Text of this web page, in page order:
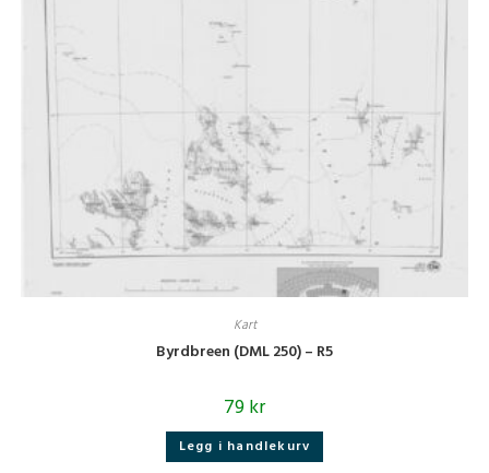
Kart
Byrdbreen (DML 250) – R5
79kr
Legg i handlekurv